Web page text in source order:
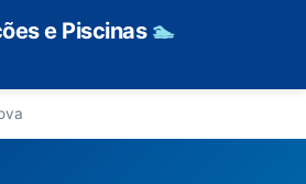
e Piscinas 🏊